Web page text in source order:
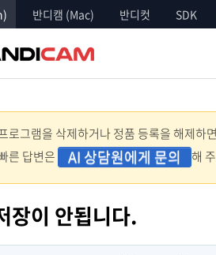
반디캠 (Mac) 반디컷 SDK
로그램을 삭제하거나 정품 등록을 해제하
른 답변은
AI 상담원에게 문의 해
장이 안됩니다.